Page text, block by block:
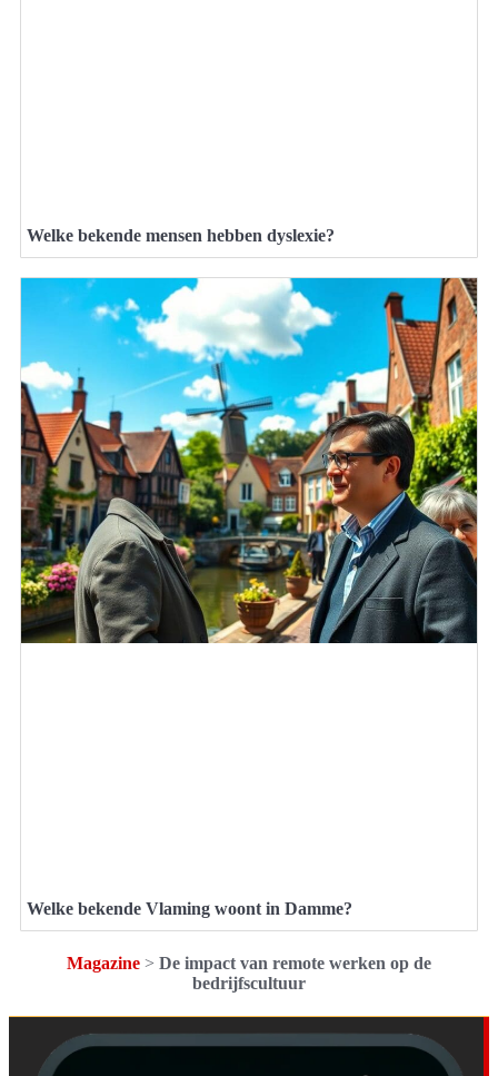
Welke bekende mensen hebben dyslexie?
Welke bekende Vlaming woont in Damme?
Magazine > De impact van remote werken op de
bedrijfscultuur